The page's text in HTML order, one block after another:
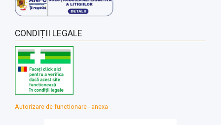
CONDIȚII LEGALE
Autorizare de functionare - anexa